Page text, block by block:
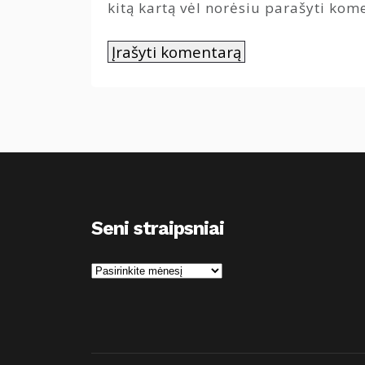
kitą kartą vėl norėsiu parašyti
Seni straipsniai
S